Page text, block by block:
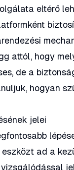
eltérő
attól, hogy
de a
hogyan
jelei
ad a